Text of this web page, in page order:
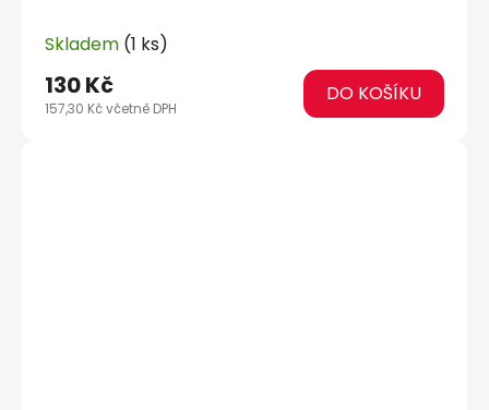
Skladem (1 ks)
157,30 Kč včetně DPH
130 Kč DO KOŠÍKU